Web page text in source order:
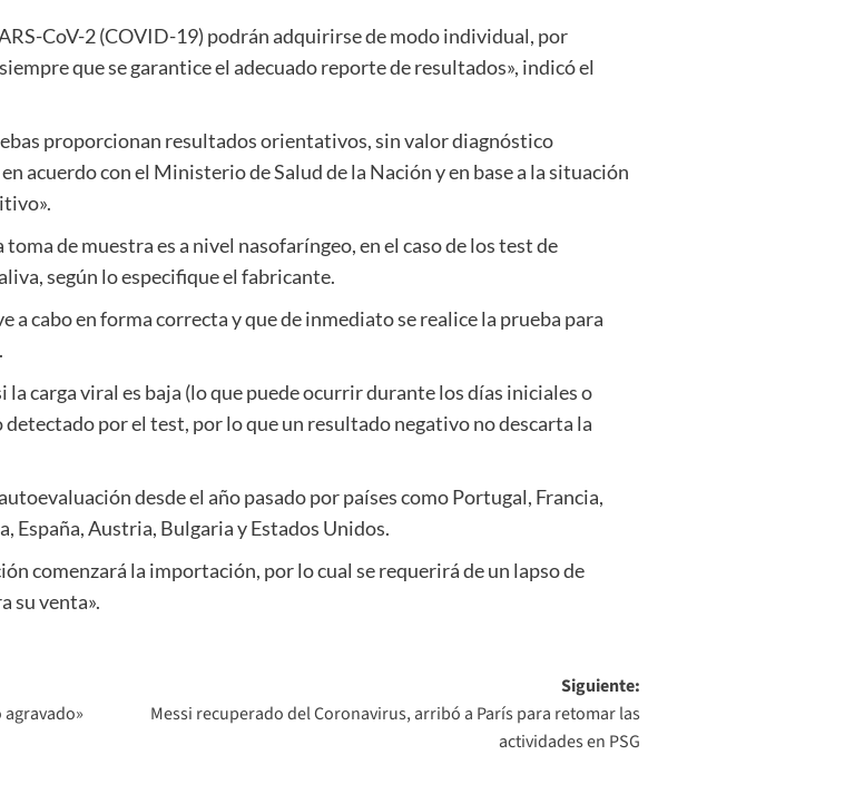
CoV-2 (COVID-19) podrán adquirirse de modo individual, por
que se garantice el adecuado reporte de resultados», indicó el
proporcionan resultados orientativos, sin valor diagnóstico
acuerdo con el Ministerio de Salud de la Nación y en base a la situación
de muestra es a nivel nasofaríngeo, en el caso de los test de
según lo especifique el fabricante.
a cabo en forma correcta y que de inmediato se realice la prueba para
la carga viral es baja (lo que puede ocurrir durante los días iniciales o
detectado por el test, por lo que un resultado negativo no descarta la
desde el año pasado por países como Portugal, Francia,
España, Austria, Bulgaria y Estados Unidos.
comenzará la importación, por lo cual se requerirá de un lapso de
su venta».
Siguiente:
Messi recuperado del Coronavirus, arribó a París para retomar las
actividades en PSG